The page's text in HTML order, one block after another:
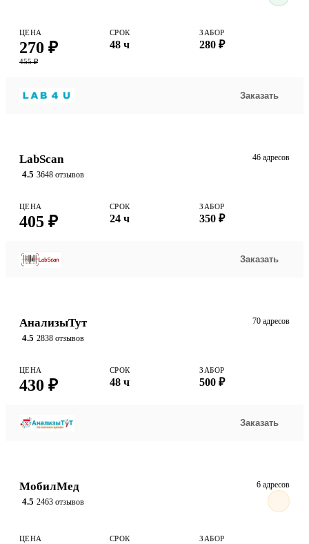
ЦЕНА
270 ₽
455 ₽
СРОК
48 ч
ЗАБОР
280 ₽
Заказать
LabScan
4.5 3648 отзывов
46 адресов
ЦЕНА
405 ₽
СРОК
24 ч
ЗАБОР
350 ₽
Заказать
АнализыТут
4.5 2838 отзывов
70 адресов
ЦЕНА
430 ₽
СРОК
48 ч
ЗАБОР
500 ₽
Заказать
МобилМед
4.5 2463 отзывов
6 адресов
ЦЕНА СРОК ЗАБОР